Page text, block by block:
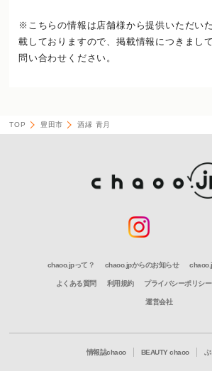
※こちらの情報は店舗様から提供いただい
載しておりますので、掲載情報につきまし
問い合わせください。
TOP 豊田市 酒縁 青月
chaoo.jpって？ chaoo.jpからのお知らせ
よくある質問 利用規約 プライバシーポリシー
運営会社
情報誌chaoo BEAUTY chaoo ぶ